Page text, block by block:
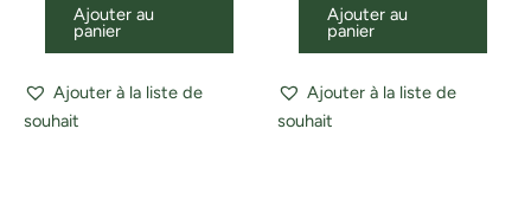
Ajouter au
panier
Ajouter à la liste de
souhait
Ajouter au
panier
Ajouter à la liste de
souhait